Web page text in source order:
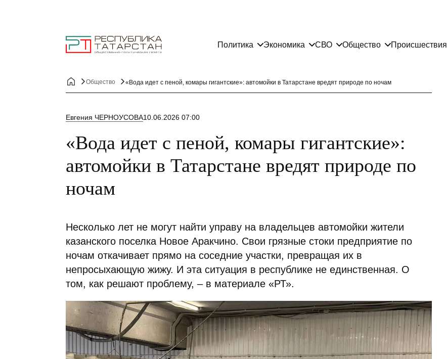
Политика Экономика СВО Общество Происшествия
Общество «Вода идет с пеной, комары гигантские»: автомойки в Татарстане вредят природе по ночам
Евгения ЧЕРНОУСОВА10.06.2026 07:00
«Вода идет с пеной, комары гигантские»:
автомойки в Татарстане вредят природе по
ночам
Несколько лет не могут найти управу на владельцев автомойки жители
казанского поселка Новое Аракчино. Свои грязные стоки предприятие по
ночам откачивает прямо на соседние участки, превращая их в
непросыхающую жижу. И эта ситуация в республике не единственная. О
том, как решают проблему, – в материале «РТ».